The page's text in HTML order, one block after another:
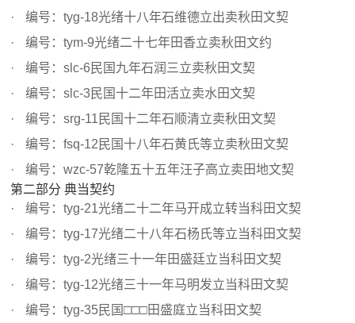
编号：tyg-18光绪十八年石维德立出卖秋田文契
编号：tym-9光绪二十七年田香立卖秋田文约
编号：slc-6民国九年石润三立卖秋田文契
编号：slc-3民国十二年田活立卖水田文契
编号：srg-11民国十二年石顺清立卖秋田文契
编号：fsq-12民国十八年石黄氏等立卖秋田文契
编号：wzc-57乾隆五十五年汪子高立卖田地文契
第二部分 典当契约
编号：tyg-21光绪二十二年马开成立转当科田文契
编号：tyg-17光绪二十八年石杨氏等立当科田文契
编号：tyg-2光绪三十一年田盛廷立当科田文契
编号：tyg-12光绪三十一年马明发立当科田文契
编号：tyg-35民国□□□田盛庭立当科田文契